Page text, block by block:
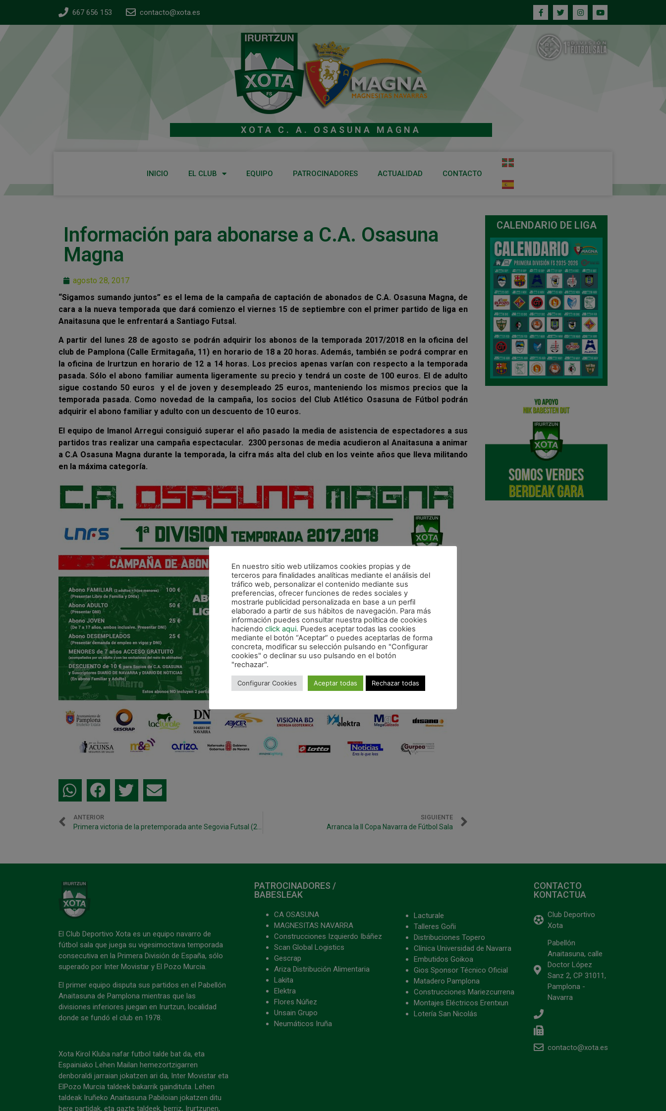
667 656 153 contacto@xota.es
XOTA C. A. OSASUNA MAGNA
INICIO EL CLUB EQUIPO PATROCINADORES ACTUALIDAD CONTACTO
Información para abonarse a C.A. Osasuna
Magna
agosto 28, 2017
“Sigamos sumando juntos” es el lema de la campaña de captación de abonados de C.A. Osasuna Magna, de
cara a la nueva temporada que dará comienzo el viernes 15 de septiembre con el primer partido de liga en
Anaitasuna que le enfrentará a Santiago Futsal.
A partir del lunes 28 de agosto se podrán adquirir los abonos de la temporada 2017/2018 en la oficina del
club de Pamplona (Calle Ermitagaña, 11) en horario de 18 a 20 horas. Además, también se podrá comprar en
la oficina de Irurtzun en horario de 12 a 14 horas. Los precios apenas varían con respecto a la temporada
pasada. Sólo el abono familiar aumenta ligeramente su precio y tendrá un coste de 100 euros. El de adulto
sigue costando 50 euros y el de joven y desempleado 25 euros, manteniendo los mismos precios que la
temporada pasada. Como novedad de la campaña, los socios del Club Atlético Osasuna de Fútbol podrán
adquirir el abono familiar y adulto con un descuento de 10 euros.
El equipo de Imanol Arregui consiguió superar el año pasado la media de asistencia de espectadores a sus
partidos tras realizar una campaña espectacular. 2300 personas de media acudieron al Anaitasuna a animar
a C.A Osasuna Magna durante la temporada, la cifra más alta del club en los veinte años que lleva militando
en la máxima categoría.
ANTERIOR SIGUIENTE
Arranca la II Copa Navarra de Fútbol Sala
CALENDARIO DE LIGA
El Club Deportivo Xota es un equipo navarro de
fútbol sala que juega su vigesimoctava temporada
consecutiva en la Primera División de España, sólo
superado por Inter Movistar y El Pozo Murcia.
El primer equipo disputa sus partidos en el Pabellón
Anaitasuna de Pamplona mientras que las
divisiones inferiores juegan en Irurtzun, localidad
donde se fundó el club en 1978.
Xota Kirol Kluba nafar futbol talde bat da, eta
Espainiako Lehen Mailan hemezortzigarren
denboraldi jarraian jokatzen ari da, Inter Movistar eta
ElPozo Murcia taldeek bakarrik gaindituta. Lehen
taldeak Iruñeko Anaitasuna Pabiloian jokatzen ditu
bere partidak, eta gazte taldeek, berriz, Irurtzunen,
PATROCINADORES /
BABESLEAK
CA OSASUNA
MAGNESITAS NAVARRA
Construcciones Izquierdo Ibáñez
Scan Global Logistics
Gescrap
Ariza Distribución Alimentaria
Lakita
Elektra
Flores Núñez
Unsain Grupo
Neumáticos Iruña
Lacturale
Talleres Goñi
Distribuciones Topero
Clínica Universidad de Navarra
Embutidos Goikoa
Gios Sponsor Técnico Oficial
Matadero Pamplona
Construcciones Mariezcurrena
Montajes Eléctricos Erentxun
Lotería San Nicolás
CONTACTO
KONTACTUA
Club Deportivo
Xota
Pabellón
Anaitasuna, calle
Doctor López
Sanz 2, CP 31011,
Pamplona -
Navarra
contacto@xota.es
En nuestro sitio web utilizamos cookies propias y de
terceros para finalidades analíticas mediante el análisis del
tráfico web, personalizar el contenido mediante sus
preferencias, ofrecer funciones de redes sociales y
mostrarle publicidad personalizada en base a un perfil
elaborado a partir de sus hábitos de navegación. Para más
información puedes consultar nuestra política de cookies
haciendo click aqui. Puedes aceptar todas las cookies
mediante el botón “Aceptar” o puedes aceptarlas de forma
concreta, modificar su selección pulsando en "Configurar
cookies" o declinar su uso pulsando en el botón
"rechazar".
Configurar Cookies Aceptar todas Rechazar todas